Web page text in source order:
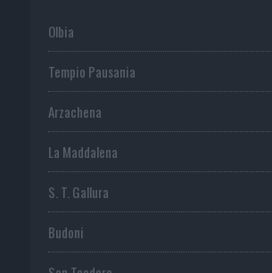
Olbia
Tempio Pausania
Arzachena
La Maddalena
S. T. Gallura
Budoni